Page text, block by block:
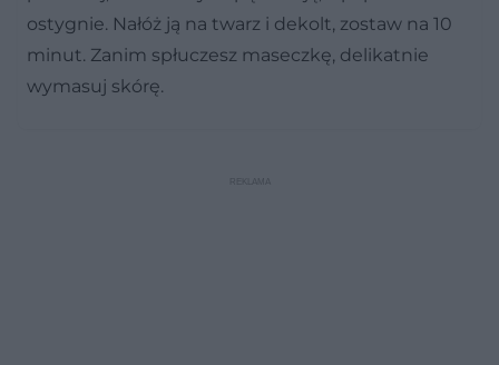
ostygnie. Nałóż ją na twarz i dekolt, zostaw na 10
minut. Zanim spłuczesz maseczkę, delikatnie
wymasuj skórę.